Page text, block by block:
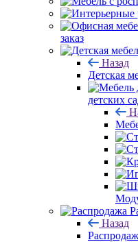
заказ
Назад
Детская
детских
Назад